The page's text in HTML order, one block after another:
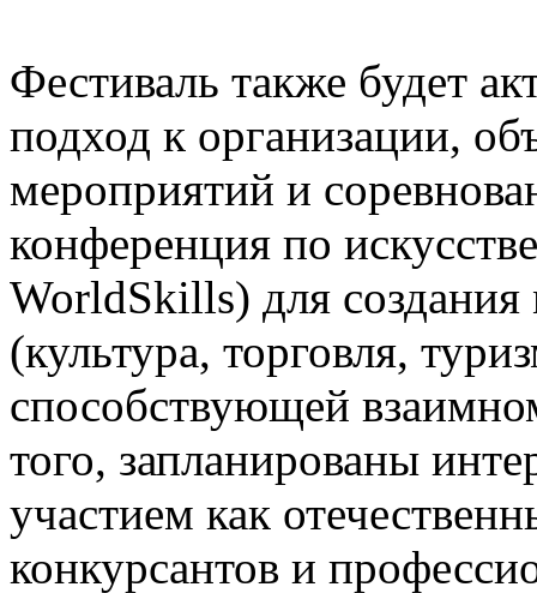
Фестиваль также будет
подход к организации,
мероприятий и
конференция по
WorldSkills) для
(культура, торговля,
способствующей
того, запланированы
участием как
конкурсантов и